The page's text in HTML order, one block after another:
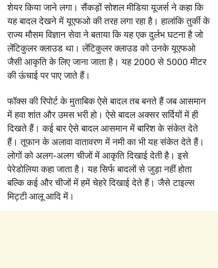
शेयर किया जाने लगा। सैंकड़ों सोशल मीडिया यूजर्स ने कहा कि
यह बादल देखने में यूएफओ की तरह लगा रहा है। हालांकि तुर्की के
राज्य मौसम विज्ञान सेवा ने बताया कि यह एक दुर्लभ घटना है जो
लेंटिकुलर क्लाउड था। लेंटिकुलर क्लाउड को उनके यूएफओ
जैसी आकृति के लिए जाना जाता है। यह 2000 से 5000 मीटर
की ऊंचाई पर पाए जाते हैं।
फॉक्स की रिपोर्ट के मुताबिक ऐसे बादल तब बनते हैं जब आसमान
में हवा शांत और उमस भरी हो। ऐसे बादल अक्सर सर्दियों में ही
दिखते हैं। कई बार ऐसे बादल आसमान में बारिश के संकेत देते
हैं। तूफान के अलावा वातावरण में नमी का भी यह संकेत देते हैं।
लोगों को अलग-अलग चीजों में आकृति दिखाई देती है। इसे
पेरेडोलिया कहा जाता है। यह सिर्फ बादलों से जुड़ा नहीं होता
बल्कि कई और चीजों में हमें चेहरे दिखाई देते हैं। जैसे टाइल्स
मिट्टी आलू आदि में।